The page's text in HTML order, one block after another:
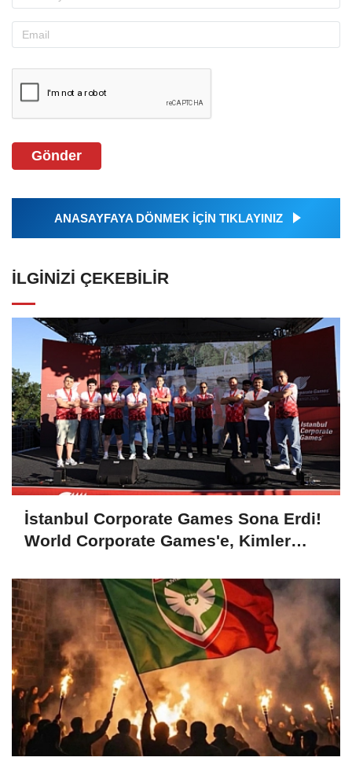
Gönder
ANASAYFAYA DÖNMEK İÇİN TIKLAYINIZ
İLGINIZI ÇEKEBILIR
İstanbul Corporate Games Sona Erdi!
World Corporate Games'e, Kimler